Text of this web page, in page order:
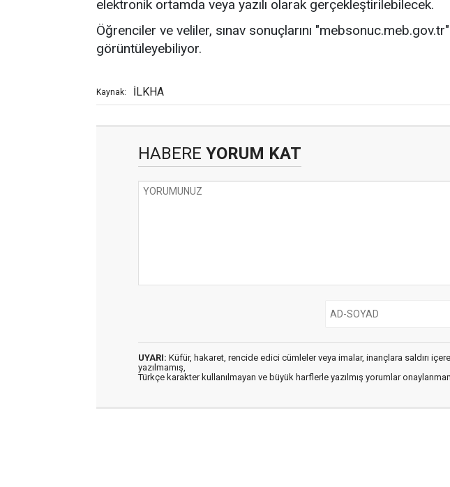
elektronik ortamda veya yazılı olarak gerçekleştirilebilecek.
Öğrenciler ve veliler, sınav sonuçlarını
görüntüleyebiliyor.
Kaynak: İLKHA
HABERE YORUM KAT
UYARI: Küfür, hakaret, rencide edici cümleler veya imalar, inançlara saldırı
yazılmamış,
Türkçe karakter kullanılmayan ve büyük harflerle yazılmış yorumlar